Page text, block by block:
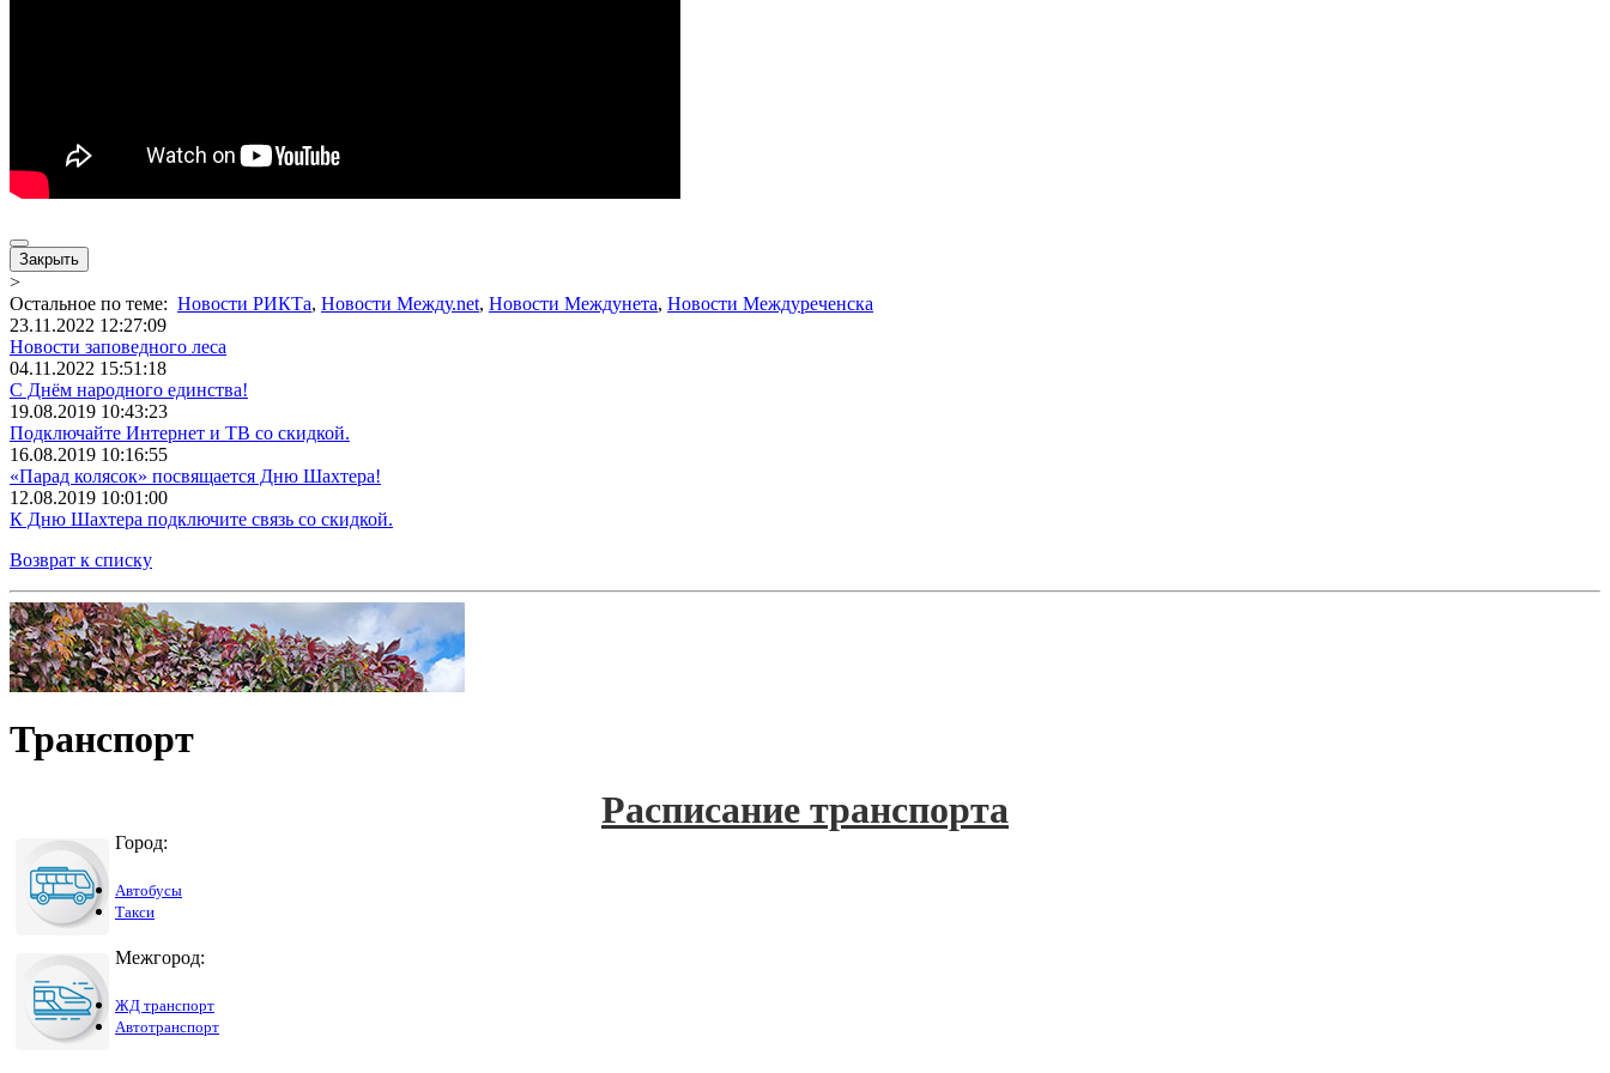
Закрыть
>
Остальное по теме: Новости РИКТа, Новости Между.net, Новости Междунета, Новости Междуреченска
23.11.2022 12:27:09
Новости заповедного леса
04.11.2022 15:51:18
С Днём народного единства!
19.08.2019 10:43:23
Подключайте Интернет и ТВ со скидкой.
16.08.2019 10:16:55
«Парад колясок» посвящается Дню Шахтера!
12.08.2019 10:01:00
К Дню Шахтера подключите связь со скидкой.
Возврат к списку
Транспорт
Расписание транспорта
Город:
Автобусы
Такси
Межгород:
ЖД транспорт
Автотранспорт